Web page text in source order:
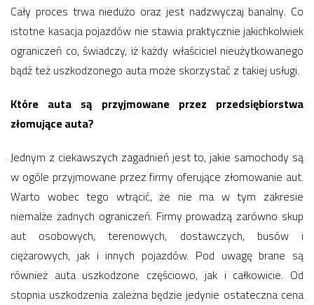
Cały proces trwa niedużo oraz jest nadzwyczaj banalny. Co
istotne kasacja pojazdów nie stawia praktycznie jakichkolwiek
ograniczeń co, świadczy, iż każdy właściciel nieużytkowanego
bądź też uszkodzonego auta może skorzystać z takiej usługi.
Które auta są przyjmowane przez przedsiębiorstwa
złomujące auta?
Jednym z ciekawszych zagadnień jest to, jakie samochody są
w ogóle przyjmowane przez firmy oferujące złomowanie aut.
Warto wobec tego wtrącić, że nie ma w tym zakresie
niemalże żadnych ograniczeń. Firmy prowadzą zarówno skup
aut osobowych, terenowych, dostawczych, busów i
ciężarowych, jak i innych pojazdów. Pod uwagę brane są
również auta uszkodzone częściowo, jak i całkowicie. Od
stopnia uszkodzenia zależna będzie jedynie ostateczna cena